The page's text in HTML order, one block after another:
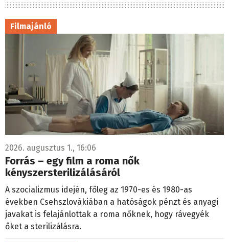
Filmajánló
2026. augusztus 1., 16:06
Forrás – egy film a roma nők
kényszersterilizálásáról
A szocializmus idején, főleg az 1970-es és 1980-as
években Csehszlovákiában a hatóságok pénzt és anyagi
javakat is felajánlottak a roma nőknek, hogy rávegyék
őket a sterilizálásra.